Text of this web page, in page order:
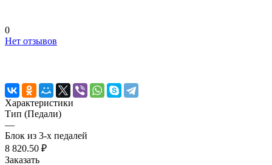
0
Нет отзывов
Характеристики
Тип (Педали)
—
Блок из 3-х педалей
8 820.50 ₽
Заказать